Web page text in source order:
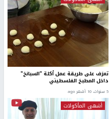
تعرَف على طريقة عمل أكلة "السبانخ"
داخل المطبخ الفلسطيني
5 سنوات، 10 أشهر ago
أشهى المأكولات